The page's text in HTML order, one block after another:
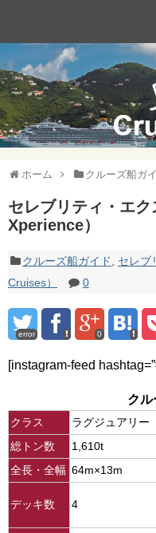
ホーム クルーズ船ガ
セレブリティ・エ
Xperience）
クルーズ船ガイド
セレブ
Cruises）
0
error 0
[instagram-feed
クル
クラス ラグジュアリー
総トン数
1,610t
全長・全幅 64m×13m
デッキ数 4